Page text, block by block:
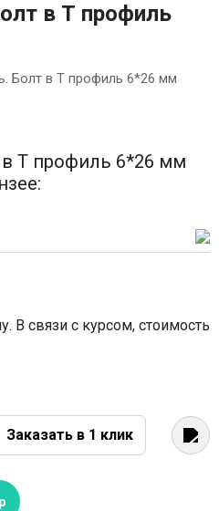
в Т профиль
Болт в Т профиль 6*26 мм
в Т профиль 6*26 мм
В связи с курсом, стоимость
Заказать в 1 клик